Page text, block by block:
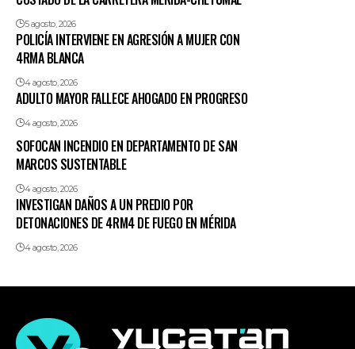
5 agosto, 2026
POLICÍA INTERVIENE EN AGRESIÓN A MUJER CON
4RMA BLANCA
4 agosto, 2026
ADULTO MAYOR FALLECE AHOGADO EN PROGRESO
4 agosto, 2026
SOFOCAN INCENDIO EN DEPARTAMENTO DE SAN
MARCOS SUSTENTABLE
4 agosto, 2026
INVESTIGAN DAÑOS A UN PREDIO POR
DETONACIONES DE 4RM4 DE FUEGO EN MÉRIDA
4 agosto, 2026